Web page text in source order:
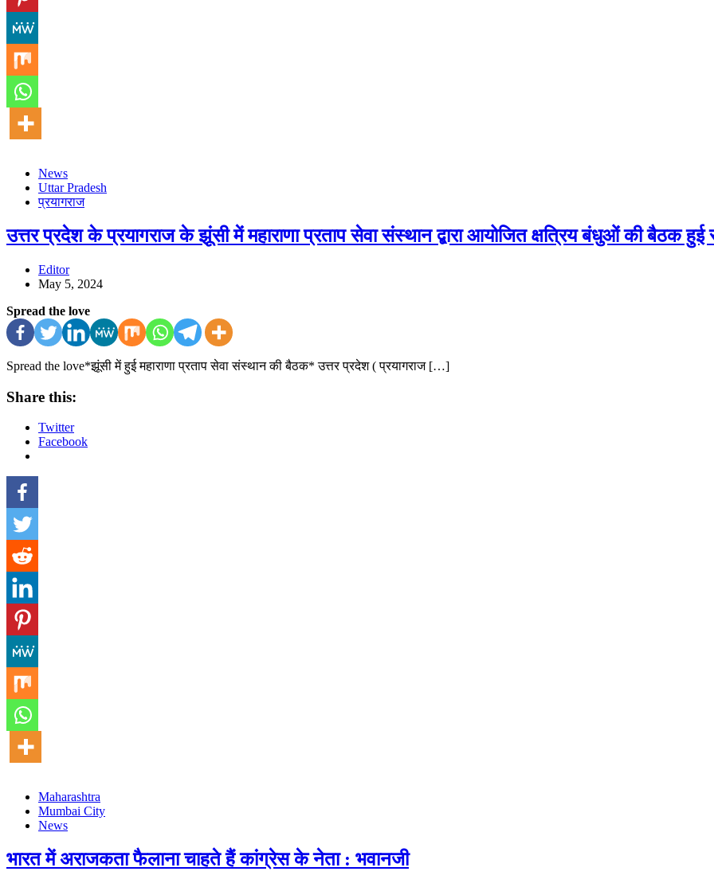
News
Uttar Pradesh
प्रयागराज
उत्तर प्रदेश के प्रयागराज के झूंसी में महाराणा प्रताप सेवा संस्थान द्बारा आयोजित क्षत्रिय बंधुओं की बैठक हुई
Editor
May 5, 2024
Spread the love
Spread the love*झूंसी में हुई महाराणा प्रताप सेवा संस्थान की बैठक* उत्तर प्रदेश ( प्रयागराज […]
Share this:
Twitter
Facebook
Maharashtra
Mumbai City
News
भारत में अराजकता फैलाना चाहते हैं कांग्रेस के नेता : भवानजी